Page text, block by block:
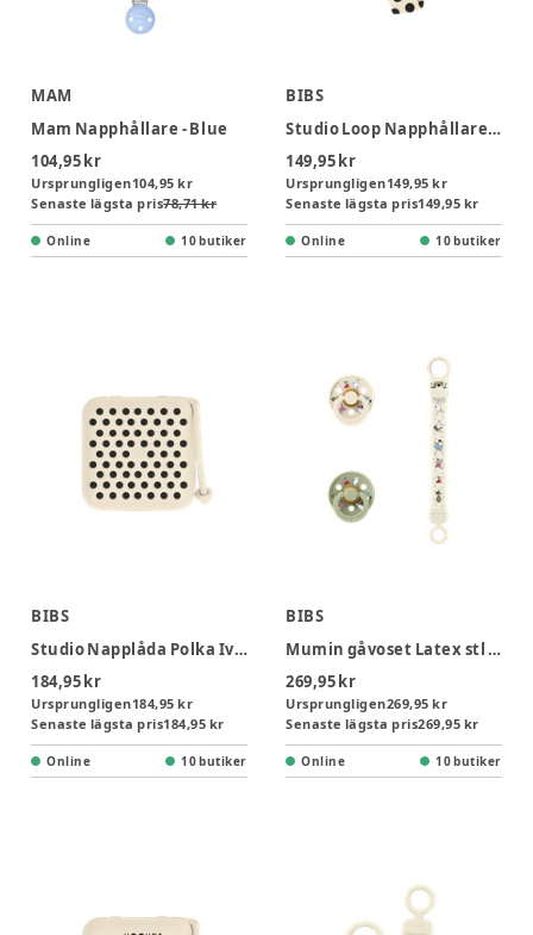
MAM
Mam Napphållare - Blue
104,95 kr
Ursprungligen104,95 kr
Senaste lägsta pris78,71 kr
Online 10 butiker
BIBS
Studio Loop Napphållare Ivory Black
149,95 kr
Ursprungligen149,95 kr
Senaste lägsta pris149,95 kr
Online 10 butiker
BIBS
Studio Napplåda Polka Ivory Black
184,95 kr
Ursprungligen184,95 kr
Senaste lägsta pris184,95 kr
Online 10 butiker
BIBS
Mumin gåvoset Latex stl 2 - Ivory/Sage
269,95 kr
Ursprungligen269,95 kr
Senaste lägsta pris269,95 kr
Online 10 butiker